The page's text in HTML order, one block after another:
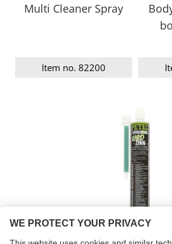
Multi Cleaner Spray
Item no. 82200
Body levelling